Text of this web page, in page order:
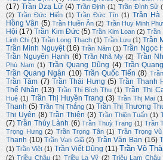
(17) Trần Dzạ Lữ (4) Trần Định (1) Trần Đình Sử
(2) Trần Đức Hiển (1) Trần Đức Tín (1) Trần Hà
Hồng Vân (5) Trần Huiền Ân (2) Trần Huy Minh
Hội (17) Trần Kim Đức (5) Trần Kim Loan (2) Trần
Linh Chi (1) Trần Long Thạch (1) Trần Lưu (1) Trần
Trần Minh Nguyệt (16) Trần Năm (1) Trần Ngọc
Trần Nguyên Hạnh (6) Trần Nhã My (2) Trần
Phù Nam (1) Trần Quang Dũng (4) Trần
Trần Quang Ngân (10) Trần Quốc Tiến (8)
Trần Tâm (7) Trần Thái Hưng (5) Trần Thanh
Thế Nhân (13) Trần Thị Bích Thu (1) Trần Thi
Huệ (1) Trần Thị Huyền Trang (3) Trần Thị Mai
Thanh (5) Trần Thị Thắng (1) Trần Thị Thương
Thị Uyên (8) Trần Thiện (3) Trần Thiện Tuấn (1)
(7) Trần Thúy Lành (6) Trần Thuỳ Trang (1) Trần
Trọng Hưng (2) Trần Trọng Tân (1) Trần Trọng Vũ
Thanh (10) Trần Vạn Giã (2) Trần Văn Bạn (16)
(1) Trần Việt (1) Trần Viết Dũng (11) Trần Võ
(2) Triều Châu (1) Triều La Vỹ (2) Triệu Lam Châu